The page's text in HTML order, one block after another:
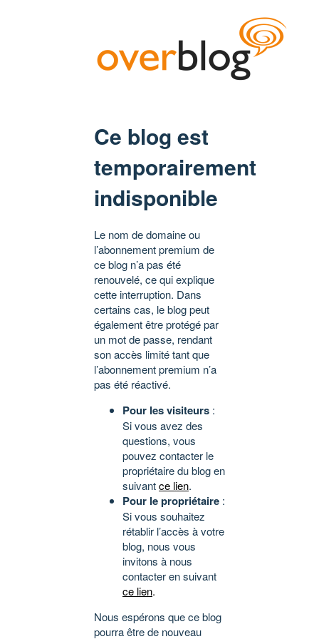
Ce blog est
temporairement
indisponible
Le nom de domaine ou
l’abonnement premium de
ce blog n’a pas été
renouvelé, ce qui explique
cette interruption. Dans
certains cas, le blog peut
également être protégé par
un mot de passe, rendant
son accès limité tant que
l’abonnement premium n’a
pas été réactivé.
Pour les visiteurs :
Si vous avez des
questions, vous
pouvez contacter le
propriétaire du blog en
suivantce lien.
Pour le propriétaire :
Si vous souhaitez
rétablir l’accès à votre
blog, nous vous
invitons à nous
contacter en suivant
ce lien.
Nous espérons que ce blog
pourra être de nouveau